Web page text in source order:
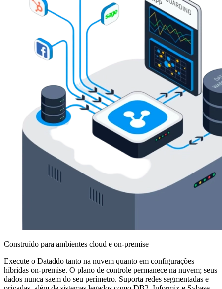
Construído para ambientes cloud e on-premise
Execute o Dataddo tanto na nuvem quanto em configurações
híbridas on-premise. O plano de controle permanece na nuvem; seus
dados nunca saem do seu perímetro. Suporta redes segmentadas e